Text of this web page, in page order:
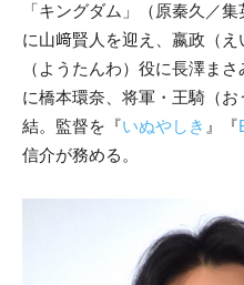
「キングダム」（原秦久／
に山﨑賢人を迎え、嬴政（
（ようたんわ）役に長澤ま
に橋本環奈、将軍・王騎（
結。監督を『いぬやしき 』『
信介が務める。